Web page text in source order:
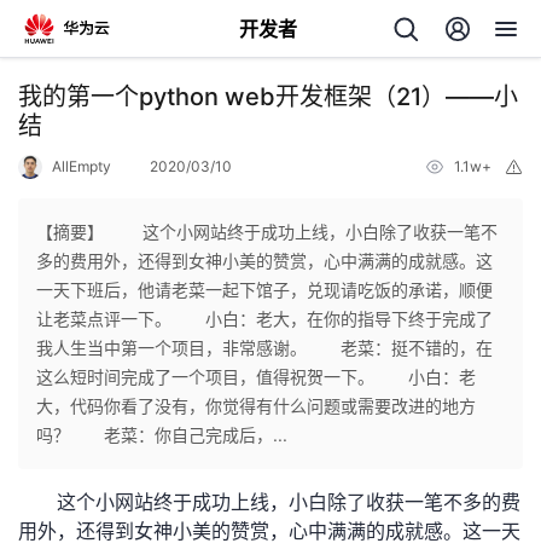
开发者
返
回
个
人
主
我
的
发
我的第一个python web开发框架（21）——小
结
AllEmpty 2020/03/10 1.1w+
【摘要】 这个小网站终于成功上线，小白除了收获一笔不
多的费用外，还得到女神小美的赞赏，心中满满的成就感。这
一天下班后，他请老菜一起下馆子，兑现请吃饭的承诺，顺便
让老菜点评一下。 小白：老大，在你的指导下终于完成了
我人生当中第一个项目，非常感谢。 老菜：挺不错的，在
这么短时间完成了一个项目，值得祝贺一下。 小白：老
大，代码你看了没有，你觉得有什么问题或需要改进的地方
吗？ 老菜：你自己完成后，...
这个小网站终于成功上线，小白除了收获一笔不多的费
用外，还得到女神小美的赞赏，心中满满的成就感。这一天